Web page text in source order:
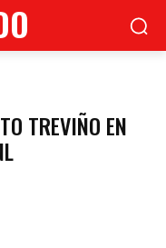
TREVIÑO EN